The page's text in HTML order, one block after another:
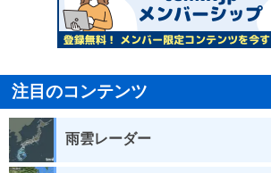
注目のコンテンツ
雨雲レーダー